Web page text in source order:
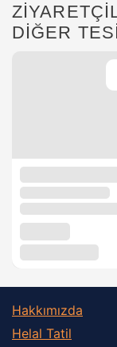
DİĞER
Hakkımızda
Helal Tatil